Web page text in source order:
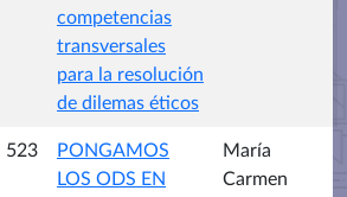
competencias
transversales
para la resolución
de dilemas éticos
523
PONGAMOS
LOS ODS EN
María
Carmen